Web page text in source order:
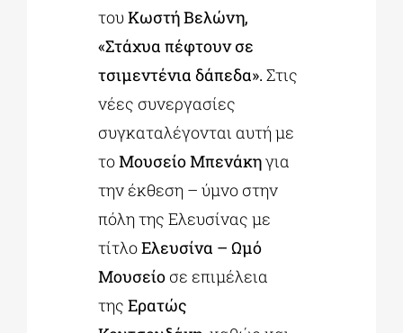
τουΚωστή Βελώνη,
«Στάχυα πέφτουν σε
τσιμεντένια δάπεδα».Στις
νέες συνεργασίες
συγκαταλέγονται αυτή με
τοΜουσείο Μπενάκηγια
την έκθεση – ύμνο στην
πόλη της Ελευσίνας με
τίτλοΕλευσίνα – Ωμό
Μουσείο σε επιμέλεια
τηςΕρατώς